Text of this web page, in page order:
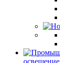
освещение